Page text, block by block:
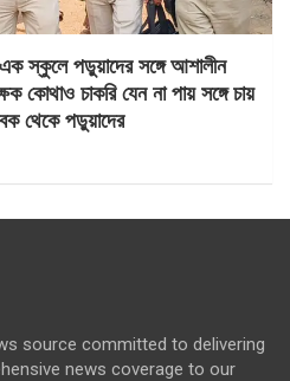
পড়ুয়াদের সঙ্গে আশালীন
কোথাও চাকরি যেন না পায় সঙ্গে চায়
থেকে পড়ুয়াদের
source committed to delivering
news coverage to our